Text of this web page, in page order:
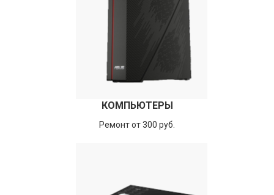
КОМПЬЮТЕРЫ
Ремонт от 300 руб.